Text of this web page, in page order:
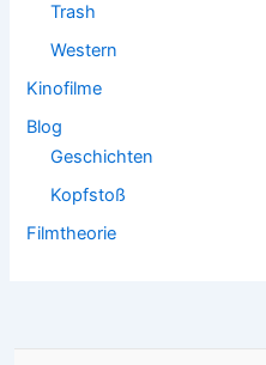
Trash
Western
Kinofilme
Blog
Geschichten
Kopfstoß
Filmtheorie